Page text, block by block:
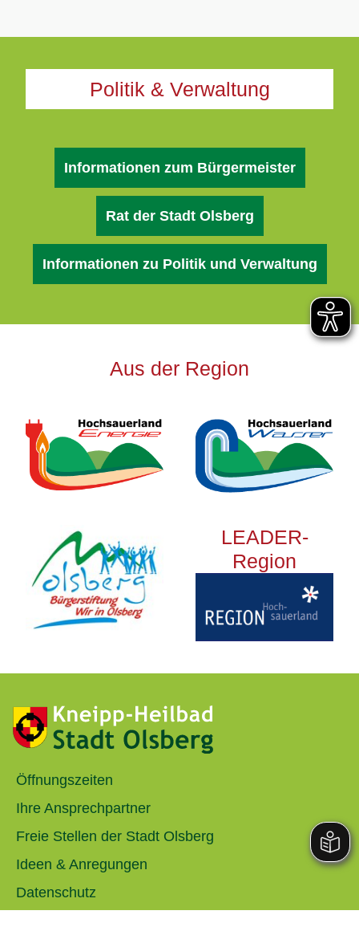
Politik & Verwaltung
Informationen zum Bürgermeister
Rat der Stadt Olsberg
Informationen zu Politik und Verwaltung
Aus der Region
LEADER-
Region
Öffnungszeiten
Ihre Ansprechpartner
Freie Stellen der Stadt Olsberg
Ideen & Anregungen
Datenschutz